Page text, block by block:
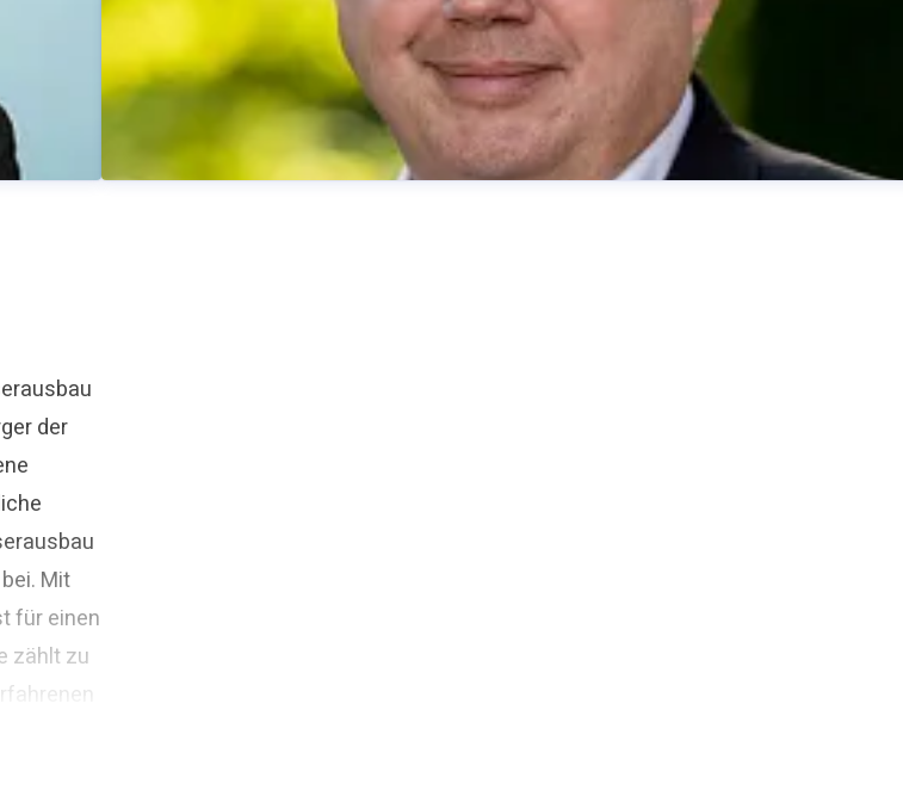
der
Mit
für einen
zählt zu